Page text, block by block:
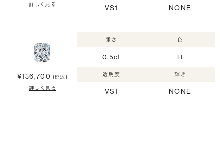
詳しく見る VS1 NONE
¥136,700 (税込)
詳しく見る
重さ
0.5ct
色
H
透明度
VS1
輝き
NONE